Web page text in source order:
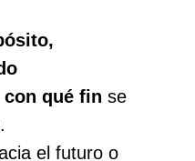
con qué fin se
el futuro o